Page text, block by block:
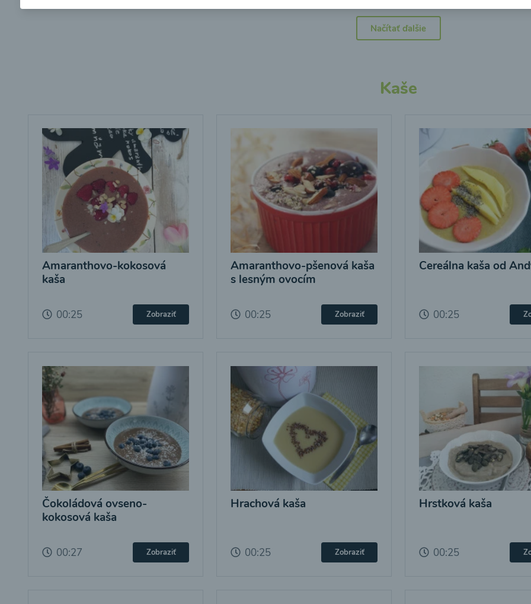
Načítať ďalšie
Kaše
Amaranthovo-kokosová
kaša
00:25 Zobraziť
Amaranthovo-pšenová kaša
s lesným ovocím
00:25 Zobraziť
Cereálna kaša od
00:25
Čokoládová ovseno-
kokosová kaša
00:27 Zobraziť
Hrachová kaša
00:25 Zobraziť
Hrstková kaša
00:25